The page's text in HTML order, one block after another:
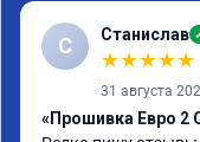
С Станислав
★★★★★
31 августа
«Прошивка Евро 2